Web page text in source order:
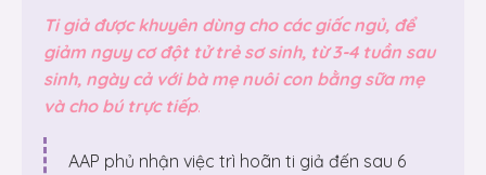
Ti giả được khuyên dùng cho các giấc ngủ, để
giảm nguy cơ đột tử trẻ sơ sinh, từ 3-4 tuần sau
sinh, ngày cả với bà mẹ nuôi con bằng sữa mẹ
và cho bú trực tiếp.
AAP phủ nhận việc trì hoãn ti giả đến sau 6